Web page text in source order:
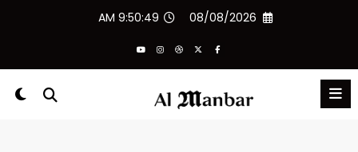
08/08/2026
9:50:49 AM